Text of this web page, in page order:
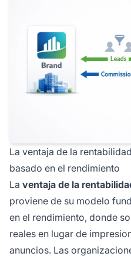
La ventaja de la
basado en el rendimiento
La ventaja de la
proviene de su modelo
en el rendimiento, donde
reales en lugar de
anuncios. Las